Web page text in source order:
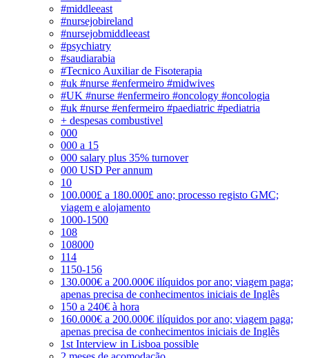
#middleeast
#nursejobireland
#nursejobmiddleeast
#psychiatry
#saudiarabia
#Tecnico Auxiliar de Fisoterapia
#uk #nurse #enfermeiro #midwives
#UK #nurse #enfermeiro #oncology #oncologia
#uk #nurse #enfermeiro #paediatric #pediatria
+ despesas combustivel
000
000 a 15
000 salary plus 35% turnover
000 USD Per annum
10
100.000£ a 180.000£ ano; processo registo GMC;
viagem e alojamento
1000-1500
108
108000
114
1150-156
130.000€ a 200.000€ ilíquidos por ano; viagem paga;
apenas precisa de conhecimentos iniciais de Inglês
150 a 240€ à hora
160.000€ a 200.000€ ilíquidos por ano; viagem paga;
apenas precisa de conhecimentos iniciais de Inglês
1st Interview in Lisboa possible